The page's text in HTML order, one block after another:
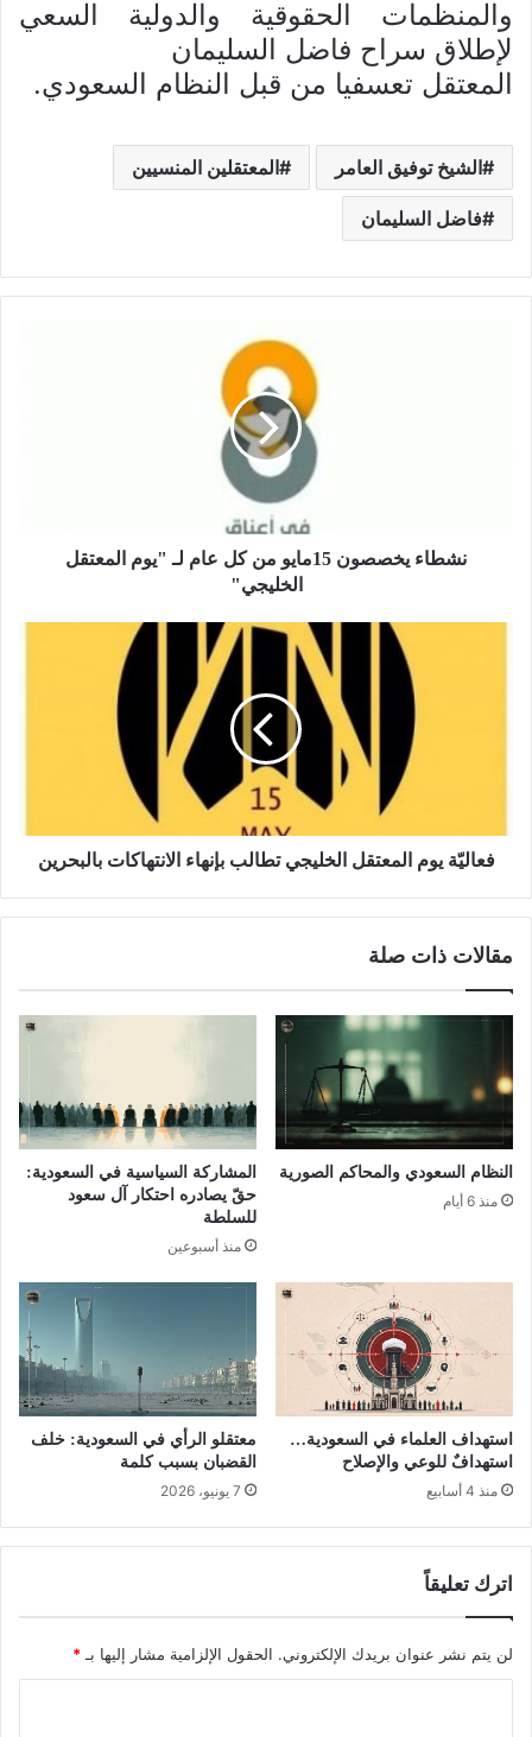
والمنظمات الحقوقية والدولية السعي
لإطلاق سراح فاضل السليمان
المعتقل تعسفيا من قبل النظام السعودي.
الشيخ توفيق العامر المعتقلين المنسيين
فاضل السليمان
نشطاء يخصصون 15مايو من كل عام لـ "يوم المعتقل
الخليجي"
فعاليّة يوم المعتقل الخليجي تطالب بإنهاء الانتهاكات بالبحرين
مقالات ذات صلة
النظام السعودي والمحاكم الصورية
منذ 6 أيام
المشاركة السياسية في السعودية:
حقّ يصادره احتكار آل سعود
للسلطة
منذ أسبوعين
استهداف العلماء في السعودية…
استهدافٌ للوعي والإصلاح
منذ 4 أسابيع
معتقلو الرأي في السعودية: خلف
القضبان بسبب كلمة
7 يونيو، 2026
اترك تعليقاً
لن يتم نشر عنوان بريدك الإلكتروني. الحقول الإلزامية مشار إليها بـ *